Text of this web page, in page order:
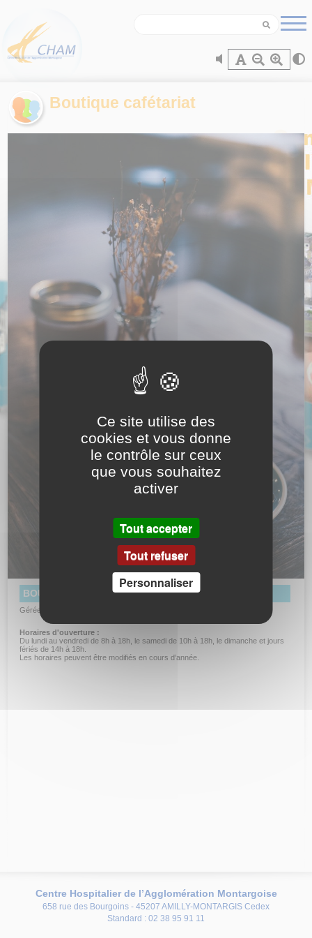
Boutique cafétariat
BOUTIQUE CAFÉTÉRIA
Gérée par une société privée, elle se situe dans le hall d’accueil.
Horaires d'ouverture :
Du lundi au vendredi de 8h à 18h, le samedi de 10h à 18h, le dimanche et jours
fériés de 14h à 18h.
Les horaires peuvent être modifiés en cours d’année.
Centre Hospitalier de l’Agglomération Montargoise
658 rue des Bourgoins - 45207 AMILLY-MONTARGIS Cedex
Standard : 02 38 95 91 11
Ce site utilise des
cookies et vous donne
le contrôle sur ceux
que vous souhaitez
activer
Tout accepter
Tout refuser
Personnaliser